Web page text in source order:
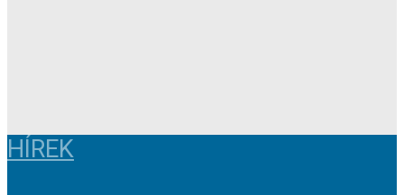
HÍREK